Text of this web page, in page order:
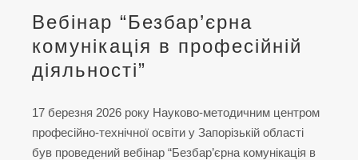
Вебінар “Безбар’єрна
комунікація в професійній
діяльності”
17 березня 2026 року Науково-методичним центром
професійно-технічної освіти у Запорізькій області
був проведений вебінар “Безбар’єрна комунікація в